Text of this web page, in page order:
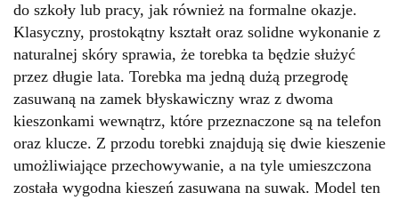
do szkoły lub pracy, jak również na formalne okazje.
Klasyczny, prostokątny kształt oraz solidne wykonanie z
naturalnej skóry sprawia, że torebka ta będzie służyć
przez długie lata. Torebka ma jedną dużą przegrodę
zasuwaną na zamek błyskawiczny wraz z dwoma
kieszonkami wewnątrz, które przeznaczone są na telefon
oraz klucze. Z przodu torebki znajdują się dwie kieszenie
umożliwiające przechowywanie, a na tyle umieszczona
została wygodna kieszeń zasuwana na suwak. Model ten